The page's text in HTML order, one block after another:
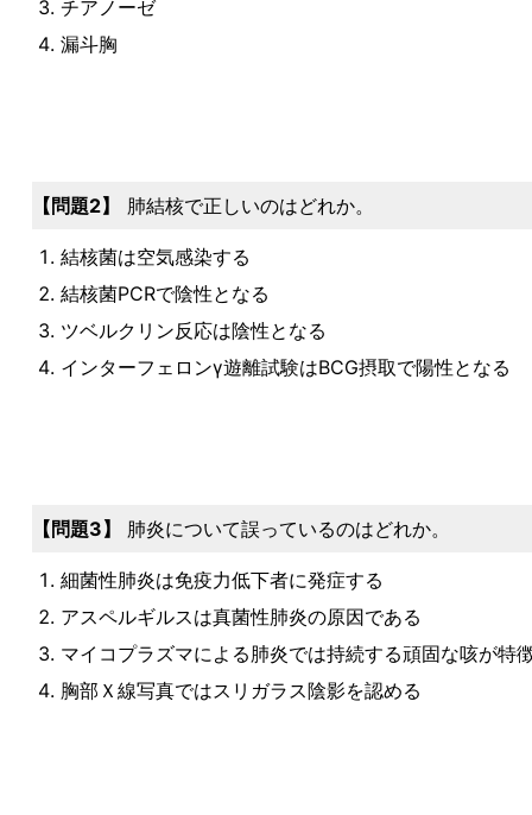
チアノーゼ
漏斗胸
問題2 肺結核で正しいのはどれか。
結核菌は空気感染する
結核菌PCRで陰性となる
ツベルクリン反応は陰性となる
インターフェロンγ遊離試験はBCG摂取で陽性となる
問題3 肺炎について誤っているのはどれか。
細菌性肺炎は免疫力低下者に発症する
アスペルギルスは真菌性肺炎の原因である
マイコプラズマによる肺炎では持続する頑固な咳が特
胸部Ｘ線写真ではスリガラス陰影を認める